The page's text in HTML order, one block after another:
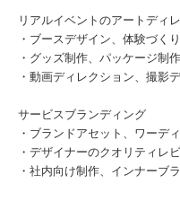
リアルイベントのアートディ
・ブースデザイン、体験づくり
・グッズ制作、パッケージ制作
・動画ディレクション、撮影
サービスブランディング
・ブランドアセット、ワーデ
・デザイナーのクオリティレ
・社内向け制作、インナーブ